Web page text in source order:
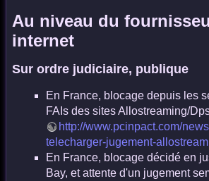
Au niveau du
internet
Sur ordre judiciaire, publique
En France, blocage depuis les
FAIs des sites Allostreaming/
http://www.pcinpact.com/
telecharger-jugement-
En France, blocage décidé en
Bay, et attente d'un jugement